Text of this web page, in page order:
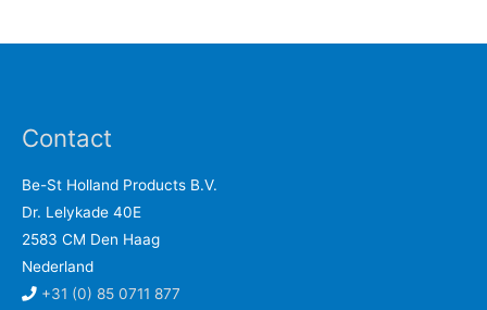
Contact
Be-St Holland Products B.V.
Dr. Lelykade 40E
2583 CM Den Haag
Nederland
+31 (0) 85 0711 877